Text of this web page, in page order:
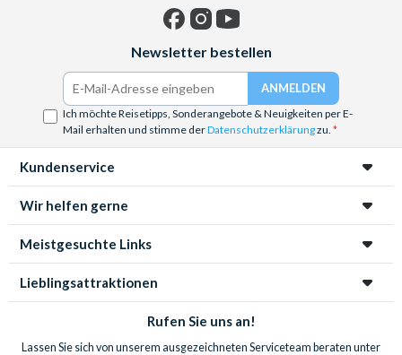
Newsletter bestellen
Ich möchte Reisetipps, Sonderangebote & Neuigkeiten per E-
Mail erhalten und stimme derDatenschutzerklärungzu.
Kundenservice
Wir helfen gerne
Meistgesuchte Links
Lieblingsattraktionen
Rufen Sie uns an!
Lassen Sie sich von unserem ausgezeichneten Serviceteam beraten unter